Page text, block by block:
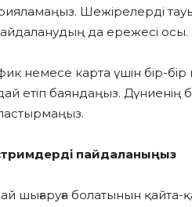
Шежірелерді
да ережесі осы.
немесе карта үшін бір-
етіп баяндаңыз. Дүниенің
пайдаланыңыз
шығаруға болатынын